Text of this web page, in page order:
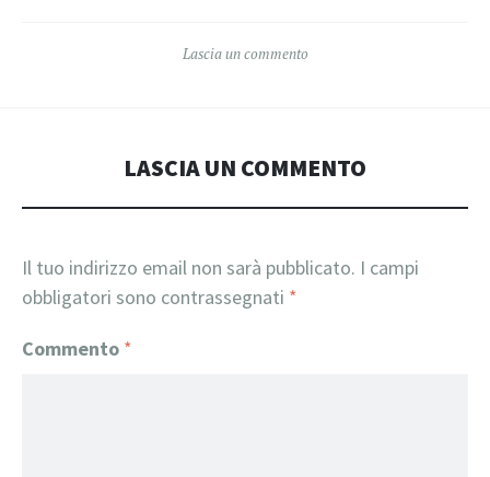
Lascia un commento
LASCIA UN COMMENTO
Il tuo indirizzo email non sarà pubblicato. I campi
obbligatori sono contrassegnati *
Commento *